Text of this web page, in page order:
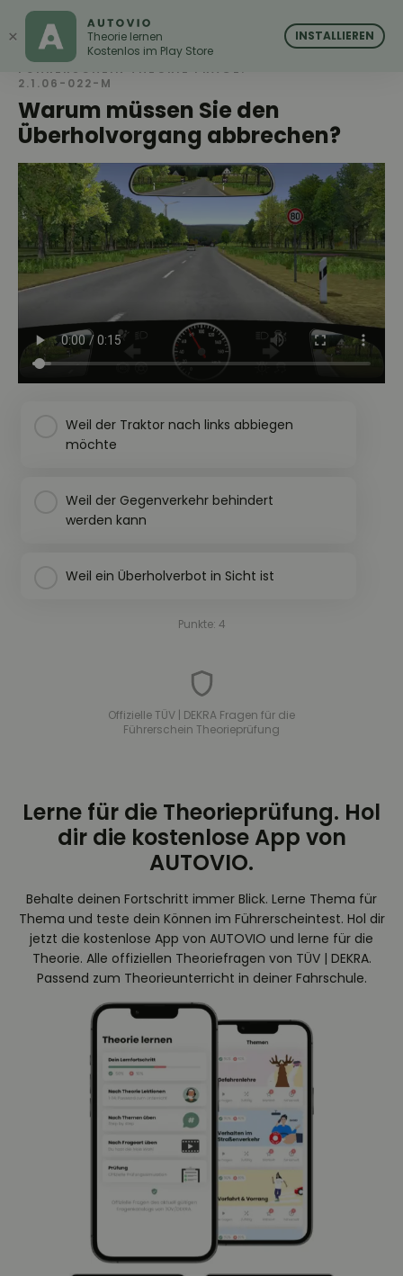
AUTOVIO
Warum müssen Sie den
Überholvorgang abbrechen?
FÜHRERSCHEIN THEORIE FRAGE:
2.1.06-022-M
Weil der Traktor nach links abbiegen
möchte
Weil der Gegenverkehr behindert
werden kann
Weil ein Überholverbot in Sicht ist
Punkte: 4
Offizielle TÜV | DEKRA Fragen für die
Führerschein Theorieprüfung
Lerne für die Theorieprüfung. Hol
dir die kostenlose App von
AUTOVIO.
Behalte deinen Fortschritt immer Blick. Lerne Thema für
Thema und teste dein Können im Führerscheintest. Hol dir
jetzt die kostenlose App von AUTOVIO und lerne für die
Theorie. Alle offiziellen Theoriefragen von TÜV | DEKRA.
Passend zum Theorieunterricht in deiner Fahrschule.
× AUTOVIO
Theorie lernen
Kostenlos im Play Store
INSTALLIEREN